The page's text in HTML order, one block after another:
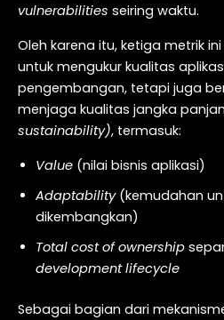
vulnerabilities seiring waktu.
Oleh karena itu, ketiga metrik
untuk mengukur kualitas
pengembangan, tetapi juga
menjaga kualitas jangka
sustainability), termasuk:
Value (nilai bisnis aplikasi)
Adaptability(kemudahan
dikembangkan)
Total cost of ownership
development lifecycle
Sebagai bagian dari